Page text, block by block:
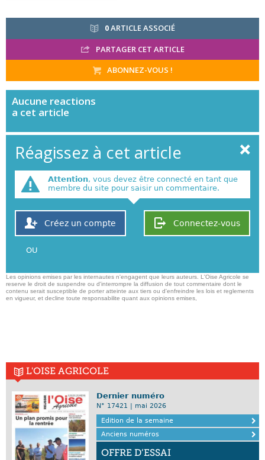
0ARTICLE ASSOCIÉ
PARTAGER CET ARTICLE
ABONNEZ-VOUS !
Aucune reactions
a cet article
Réagissez à cet article
Attention, vous devez être connecté en tant que
membre du site pour saisir un commentaire.
Connectez-vous
Créez un compte
OU
Les opinions emises par les internautes n'engagent que leurs auteurs. L'Oise Agricole se
reserve le droit de suspendre ou d'interrompre la diffusion de tout commentaire dont le
contenu serait susceptible de porter atteinte aux tiers ou d'enfreindre les lois et reglements
en vigueur, et decline toute responsabilite quant aux opinions emises,
L'OISE AGRICOLE
Dernier numéro
N° 17421 | mai 2026
Edition de la semaine
Anciens numéros
OFFRE D’ESSAI